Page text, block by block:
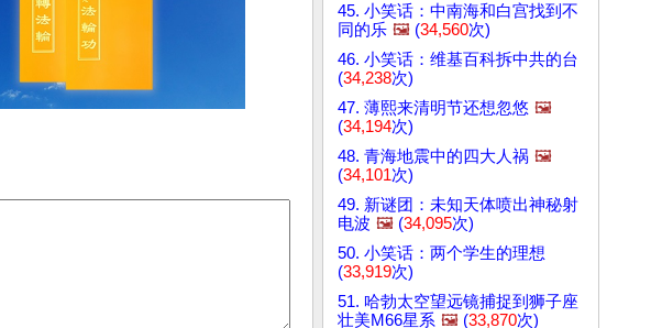
45. 小笑话：中南海和白宫找到不
同的乐 🖼️ (34,560次)
46. 小笑话：维基百科拆中共的台
(34,238次)
47. 薄熙来清明节还想忽悠 🖼️
(34,194次)
48. 青海地震中的四大人祸 🖼️
(34,101次)
49. 新谜团：未知天体喷出神秘射
电波 🖼️ (34,095次)
50. 小笑话：两个学生的理想
(33,919次)
51. 哈勃太空望远镜捕捉到狮子座
壮美M66星系 🖼️ (33,870次)